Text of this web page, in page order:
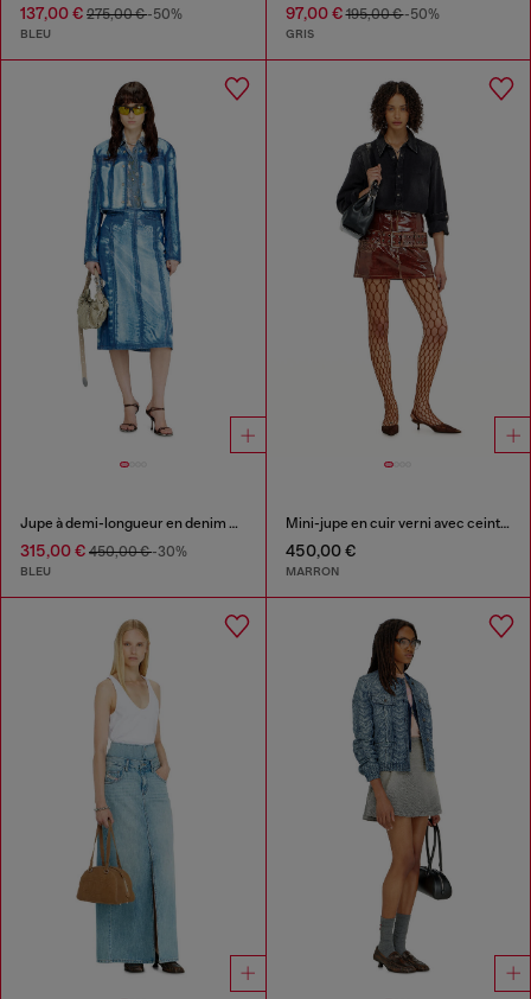
137,00 € 275,00 €-50%
BLEU
97,00 €195,00 €-50%
GRIS
Jupe à demi-longueur en denim Lyocell X-Ray
315,00 € 450,00 €-30%
BLEU
Mini-jupe en cuir verni avec ceinture
450,00 €
MARRON